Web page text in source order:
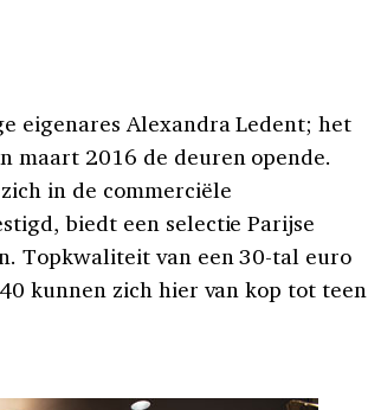
eigenares Alexandra Ledent; het
maart 2016 de deuren opende.
in de commerciële
biedt een selectie Parijse
Topkwaliteit van een 30-tal euro
kunnen zich hier van kop tot teen